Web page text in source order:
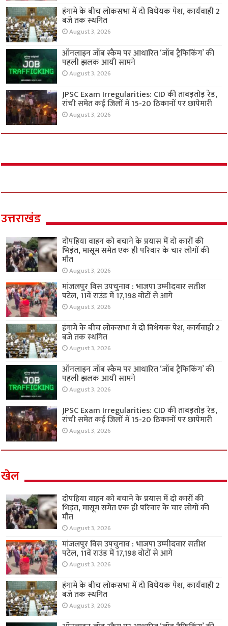
हंगामे के बीच लोकसभा में दो विधेयक पेश, कार्यवाही 2
बजे तक स्थगित
August 3, 2026
ऑनलाइन जॉब स्कैम पर आधारित ‘जॉब ट्रैफिकिंग’ की
पहली झलक आयी सामने
August 3, 2026
JPSC Exam Irregularities: CID की ताबड़तोड़ रेड,
रांची समेत कई जिलों में 15-20 ठिकानों पर छापेमारी
August 3, 2026
उत्तराखंड
दोपहिया वाहन को बचाने के प्रयास में दो कारों की
भिड़ंत, मासूम समेत एक ही परिवार के चार लोगों की
मौत
August 3, 2026
मांजलपुर विस उपचुनाव : भाजपा उम्मीदवार सतीश
पटेल, 11वें राउंड में 17,198 वोटों से आगे
August 3, 2026
हंगामे के बीच लोकसभा में दो विधेयक पेश, कार्यवाही 2
बजे तक स्थगित
August 3, 2026
ऑनलाइन जॉब स्कैम पर आधारित ‘जॉब ट्रैफिकिंग’ की
पहली झलक आयी सामने
August 3, 2026
JPSC Exam Irregularities: CID की ताबड़तोड़ रेड,
रांची समेत कई जिलों में 15-20 ठिकानों पर छापेमारी
August 3, 2026
खेल
दोपहिया वाहन को बचाने के प्रयास में दो कारों की
भिड़ंत, मासूम समेत एक ही परिवार के चार लोगों की
मौत
August 3, 2026
मांजलपुर विस उपचुनाव : भाजपा उम्मीदवार सतीश
पटेल, 11वें राउंड में 17,198 वोटों से आगे
August 3, 2026
हंगामे के बीच लोकसभा में दो विधेयक पेश, कार्यवाही 2
बजे तक स्थगित
August 3, 2026